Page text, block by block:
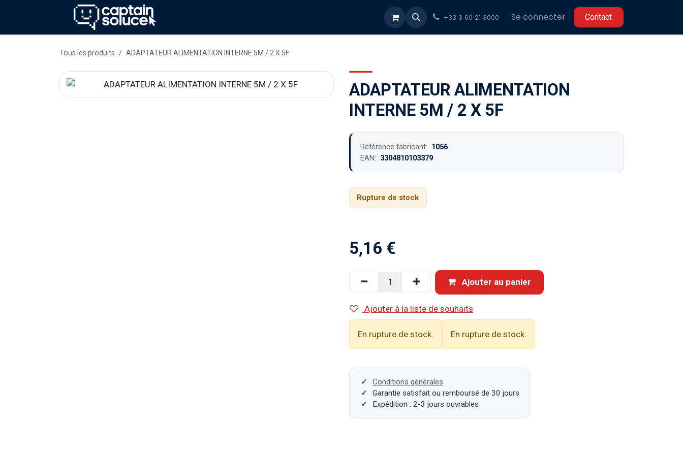
Se rendre au contenu
+33 3 60 21 3000 Se connecter C​​ontact
Tous les produits ADAPTATEUR ALIMENTATION INTERNE 5M / 2 X 5F
ADAPTATEUR ALIMENTATION
INTERNE 5M / 2 X 5F
Référence fabricant: 1056
EAN: 3304810103379
Rupture de stock
5,16 €
Ajouter au panier
Ajouter à la liste de souhaits
En rupture de stock. En rupture de stock.
Conditions générales
Garantie satisfait ou remboursé de 30 jours
Expédition : 2-3 jours ouvrables